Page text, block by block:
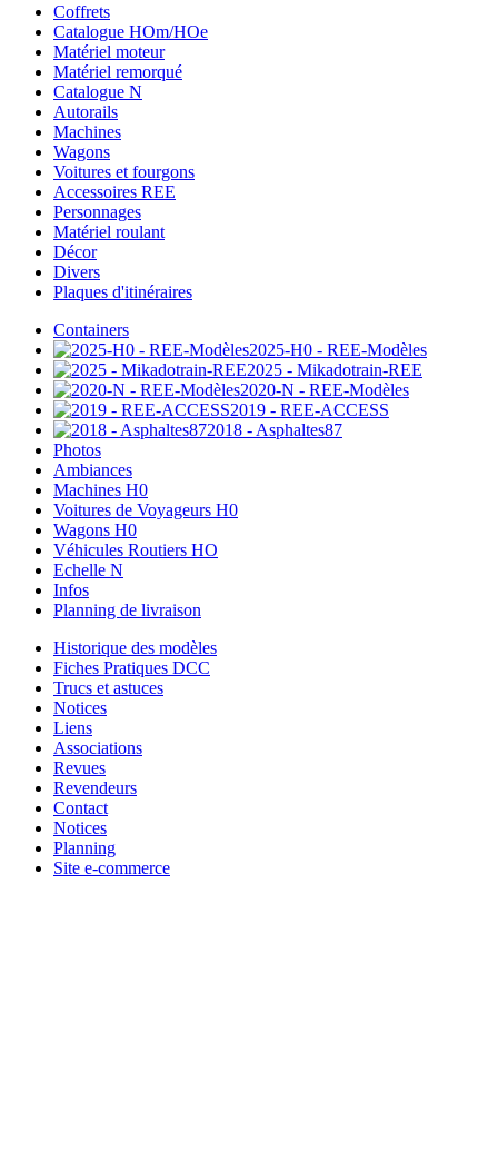
Coffrets
Catalogue HOm/HOe
Matériel moteur
Matériel remorqué
Catalogue N
Autorails
Machines
Wagons
Voitures et fourgons
Accessoires REE
Personnages
Matériel roulant
Décor
Divers
Plaques d'itinéraires
Containers
2025-H0 - REE-Modèles
2025 - Mikadotrain-REE
2020-N - REE-Modèles
2019 - REE-ACCESS
2018 - Asphaltes87
Photos
Ambiances
Machines H0
Voitures de Voyageurs H0
Wagons H0
Véhicules Routiers HO
Echelle N
Infos
Planning de livraison
Historique des modèles
Fiches Pratiques DCC
Trucs et astuces
Notices
Liens
Associations
Revues
Revendeurs
Contact
Notices
Planning
Site e-commerce